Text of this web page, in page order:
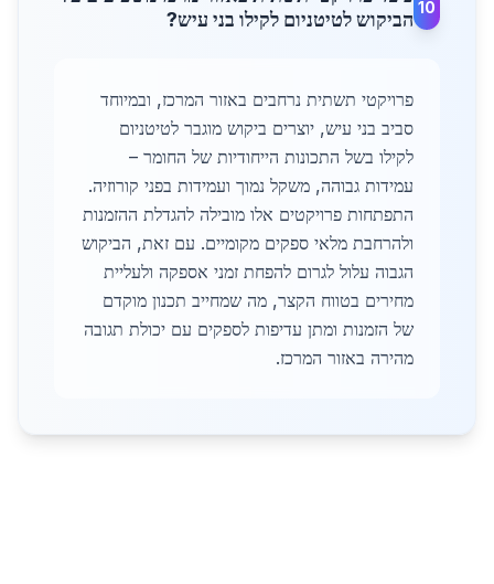
10
הביקוש לטיטניום לקילו בני עיש?
פרויקטי תשתית נרחבים באזור המרכז, ובמיוחד
סביב בני עיש, יוצרים ביקוש מוגבר לטיטניום
לקילו בשל התכונות הייחודיות של החומר –
עמידות גבוהה, משקל נמוך ועמידות בפני קורוזיה.
התפתחות פרויקטים אלו מובילה להגדלת ההזמנות
ולהרחבת מלאי ספקים מקומיים. עם זאת, הביקוש
הגבוה עלול לגרום להפחת זמני אספקה ולעליית
מחירים בטווח הקצר, מה שמחייב תכנון מוקדם
של הזמנות ומתן עדיפות לספקים עם יכולת תגובה
מהירה באזור המרכז.